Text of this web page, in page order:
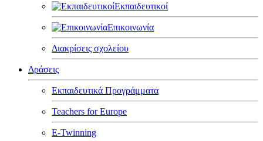
Εκπαιδευτικοί
Επικοινωνία
Διακρίσεις σχολείου
Δράσεις
Εκπαιδευτικά Προγράμματα
Teachers for Europe
E-Twinning